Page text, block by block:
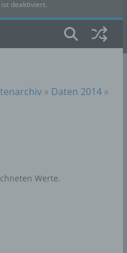
deaktiviert.
» Daten 2014»
Werte.